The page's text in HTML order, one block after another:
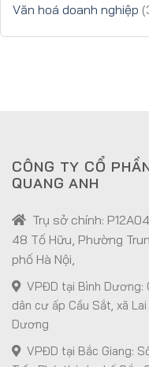
Văn hoá doanh nghiệp
CÔNG TY CỔ
QUANG ANH
Trụ sở chính:
48 Tố Hữu, Phường
phố Hà Nội,
VPĐD tại Bình Dương:
dân cư ấp Cầu Sắt, xã
Dương
VPĐD tại Bắc Giang: